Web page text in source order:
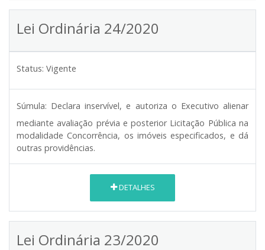
Lei Ordinária 24/2020
Status: Vigente
Súmula: Declara inservível, e autoriza o Executivo alienar
mediante avaliação prévia e posterior Licitação Pública na
modalidade Concorrência, os imóveis especificados, e dá
outras providências.
DETALHES
Lei Ordinária 23/2020